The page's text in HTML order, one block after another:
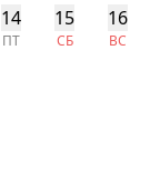
14
ПТ
15
СБ
16
ВС